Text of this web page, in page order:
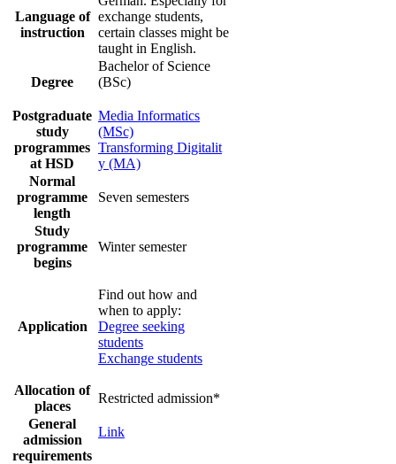
​​​​​​​​​​​​​​​Language of
instruction
exchange students,
certain classes might be
taught in English.
​Degree
Bachelor of Science
(BSc)
​Postgraduate
study
programmes
at HSD
Media Informatics
(MSc)
Transforming Digitalit​
y (MA)
Normal
programme
length​​​
Seven semesters
Study
programme
begins​​​
Winter ​semester
Application
Find out how and
when to apply:
Degree seeking
students
Exchange students
Allocation of
places​​
​Restricted admission​​​*
General
admission
requirements
Link